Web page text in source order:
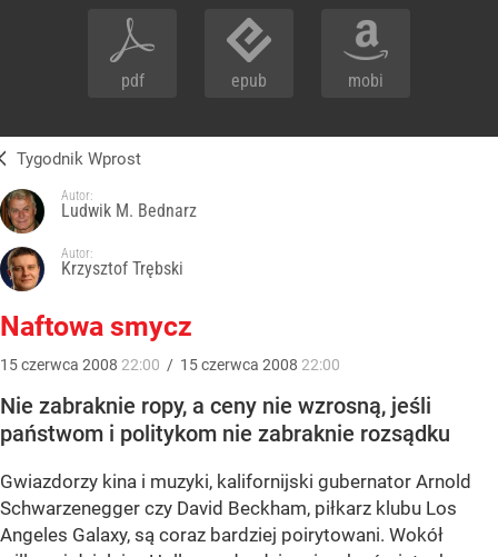
pdf epub mobi
Tygodnik Wprost
Autor:
Ludwik M. Bednarz
Autor:
Krzysztof Trębski
Naftowa smycz
15czerwca 2008 22:00 / 15czerwca 2008 22:00
Nie zabraknie ropy, a ceny nie wzrosną, jeśli
państwom i politykom nie zabraknie rozsądku
Gwiazdorzy kina i muzyki, kalifornijski gubernator Arnold
Schwarzenegger czy David Beckham, piłkarz klubu Los
Angeles Galaxy, są coraz bardziej poirytowani. Wokół